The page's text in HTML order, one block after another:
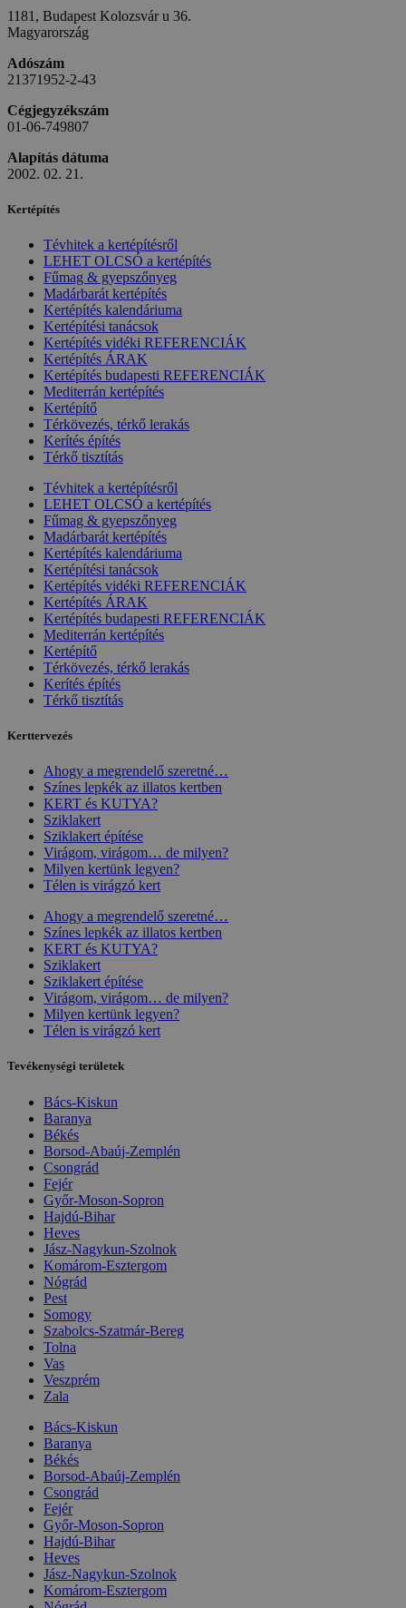
1181, Budapest Kolozsvár u 36.
Magyarország
Adószám
21371952-2-43
Cégjegyzékszám
01-06-749807
Alapítás dátuma
2002. 02. 21.
Kertépítés
Tévhitek a kertépítésről
LEHET OLCSÓ a kertépítés
Fűmag & gyepszőnyeg
Madárbarát kertépítés
Kertépítés kalendáriuma
Kertépítési tanácsok
Kertépítés vidéki REFERENCIÁK
Kertépítés ÁRAK
Kertépítés budapesti REFERENCIÁK
Mediterrán kertépítés
Kertépítő
Térkövezés, térkő lerakás
Kerítés építés
Térkő tisztítás
Tévhitek a kertépítésről
LEHET OLCSÓ a kertépítés
Fűmag & gyepszőnyeg
Madárbarát kertépítés
Kertépítés kalendáriuma
Kertépítési tanácsok
Kertépítés vidéki REFERENCIÁK
Kertépítés ÁRAK
Kertépítés budapesti REFERENCIÁK
Mediterrán kertépítés
Kertépítő
Térkövezés, térkő lerakás
Kerítés építés
Térkő tisztítás
Kerttervezés
Ahogy a megrendelő szeretné…
Színes lepkék az illatos kertben
KERT és KUTYA?
Sziklakert
Sziklakert építése
Virágom, virágom… de milyen?
Milyen kertünk legyen?
Télen is virágzó kert
Ahogy a megrendelő szeretné…
Színes lepkék az illatos kertben
KERT és KUTYA?
Sziklakert
Sziklakert építése
Virágom, virágom… de milyen?
Milyen kertünk legyen?
Télen is virágzó kert
Tevékenységi területek
Bács-Kiskun
Baranya
Békés
Borsod-Abaúj-Zemplén
Csongrád
Fejér
Győr-Moson-Sopron
Hajdú-Bihar
Heves
Jász-Nagykun-Szolnok
Komárom-Esztergom
Nógrád
Pest
Somogy
Szabolcs-Szatmár-Bereg
Tolna
Vas
Veszprém
Zala
Bács-Kiskun
Baranya
Békés
Borsod-Abaúj-Zemplén
Csongrád
Fejér
Győr-Moson-Sopron
Hajdú-Bihar
Heves
Jász-Nagykun-Szolnok
Komárom-Esztergom